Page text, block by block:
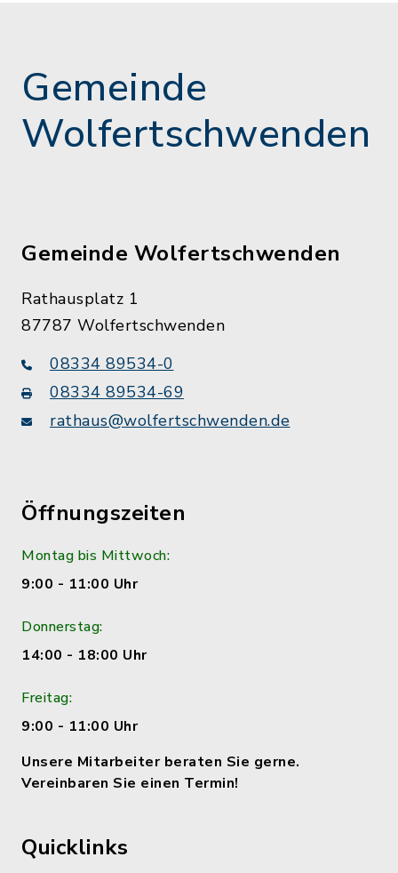
Gemeinde
Wolfertschwenden
Gemeinde Wolfertschwenden
Rathausplatz 1
87787 Wolfertschwenden
08334 89534-0
08334 89534-69
rathaus@wolfertschwenden.de
Öffnungszeiten
Montag bis Mittwoch:
9:00 - 11:00 Uhr
Donnerstag:
14:00 - 18:00 Uhr
Freitag:
9:00 - 11:00 Uhr
Unsere Mitarbeiter beraten Sie gerne.
Vereinbaren Sie einen Termin!
Quicklinks